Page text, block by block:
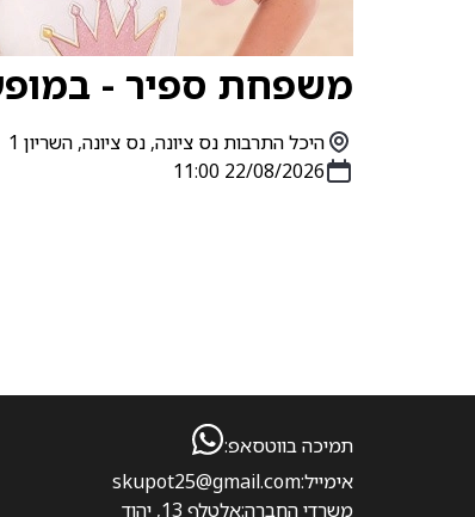
משפחת ספיר -
22/08/2026 11:00
היכל התרבות נס ציונה, נס ציונה, השריון 1
תמיכה בווטסאפ:
skupot25@gmail.comאימייל:
אלטלף 13, יהודמשרדי החברה: